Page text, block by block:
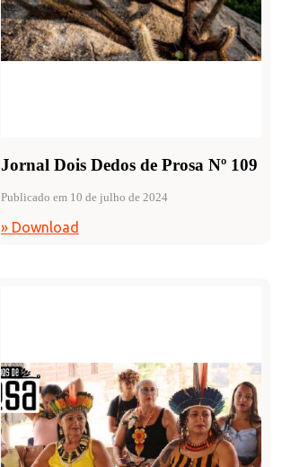
Jornal Dois Dedos de Prosa Nº 109
Publicado em 10 de julho de 2024
» Download